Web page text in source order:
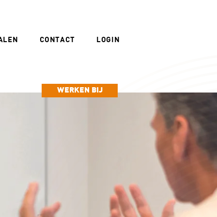
CONTACT LOGIN
WERKEN BIJ